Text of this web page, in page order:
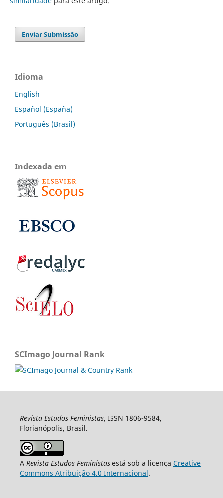
Enviar Submissão
Idioma
English
Español (España)
Português (Brasil)
Indexada em
SCImago Journal Rank
Revista Estudos Feministas, ISSN 1806-9584,
Florianópolis, Brasil.
A Revista Estudos Feministasestá sob a licença Creative
Commons Atribuição 4.0 Internacional.